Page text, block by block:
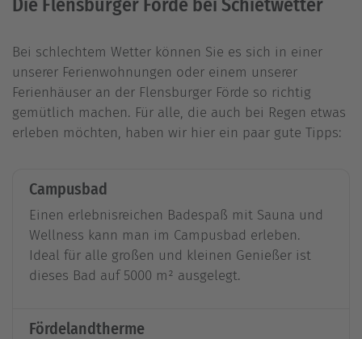
Die Flensburger Förde bei Schietwetter
Bei schlechtem Wetter können Sie es sich in einer
unserer Ferienwohnungen oder einem unserer
Ferienhäuser an der Flensburger Förde so richtig
gemütlich machen. Für alle, die auch bei Regen etwas
erleben möchten, haben wir hier ein paar gute Tipps:
Campusbad
Einen erlebnisreichen Badespaß mit Sauna und
Wellness kann man im Campusbad erleben.
Ideal für alle großen und kleinen Genießer ist
dieses Bad auf 5000 m² ausgelegt.
Fördelandtherme